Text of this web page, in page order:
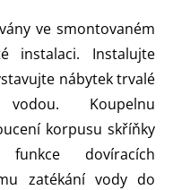
ve smontovaném
instalaci. Instalujte
nábytek trvalé
Koupelnu
korpusu skříňky
dovíracích
zatékání vody do